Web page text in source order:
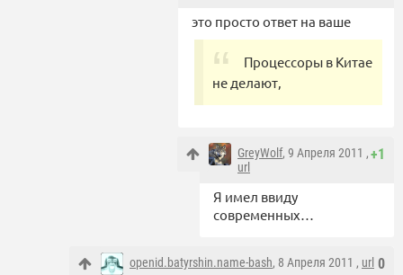
это просто ответ на ваше
Процессоры в Китае
не делают,
+1
GreyWolf, 9 Апреля 2011 ,
url
Я имел ввиду
современных…
0
openid.batyrshin.name-bash, 8 Апреля 2011 , url